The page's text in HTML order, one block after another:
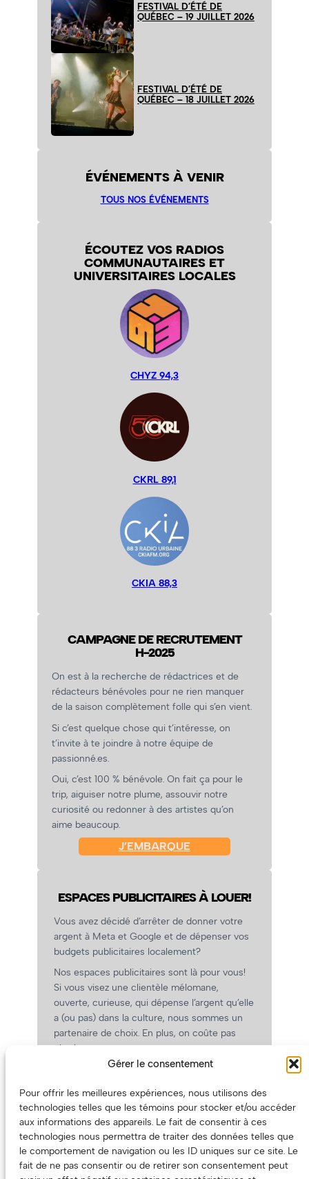
Gérer le consentement
Pour offrir les meilleures expériences, nous utilisons des
technologies telles que les témoins pour stocker et/ou accéder
aux informations des appareils. Le fait de consentir à ces
technologies nous permettra de traiter des données telles que
le comportement de navigation ou les ID uniques sur ce site. Le
fait de ne pas consentir ou de retirer son consentement peut
FESTIVAL D’ÉTÉ DE
QUÉBEC – 19 JUILLET 2026
FESTIVAL D’ÉTÉ DE
QUÉBEC – 18 JUILLET 2026
ÉVÉNEMENTS À VENIR
TOUS NOS ÉVÉNEMENTS
ÉCOUTEZ VOS RADIOS
COMMUNAUTAIRES ET
UNIVERSITAIRES LOCALES
CHYZ 94,3
CKRL 89,1
CKIA 88,3
CAMPAGNE DE RECRUTEMENT
H-2025
On est à la recherche de rédactrices et de
rédacteurs bénévoles pour ne rien manquer
de la saison complètement folle qui s’en vient.
Si c’est quelque chose qui t’intéresse, on
t’invite à te joindre à notre équipe de
passionné.es.
Oui, c’est 100 % bénévole. On fait ça pour le
trip, aiguiser notre plume, assouvir notre
curiosité ou redonner à des artistes qu’on
aime beaucoup.
J’EMBARQUE
ESPACES PUBLICITAIRES À LOUER!
Vous avez décidé d’arrêter de donner votre
argent à Meta et Google et de dépenser vos
budgets publicitaires localement?
Nos espaces publicitaires sont là pour vous!
Si vous visez une clientèle mélomane,
ouverte, curieuse, qui dépense l’argent qu’elle
a (ou pas) dans la culture, nous sommes un
partenaire de choix. En plus, on coûte pas
cher!
On prépare une grille tarifaire intéressante et
(Oui, on va avoir des tarifs spéciaux pour
vous, les artistes!)